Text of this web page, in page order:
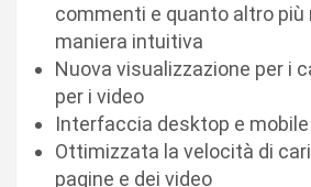
commenti e quanto altro più
maniera intuitiva
Nuova visualizzazione per i
per i video
Interfaccia desktop e
Ottimizzata la velocità di
pagine e dei video